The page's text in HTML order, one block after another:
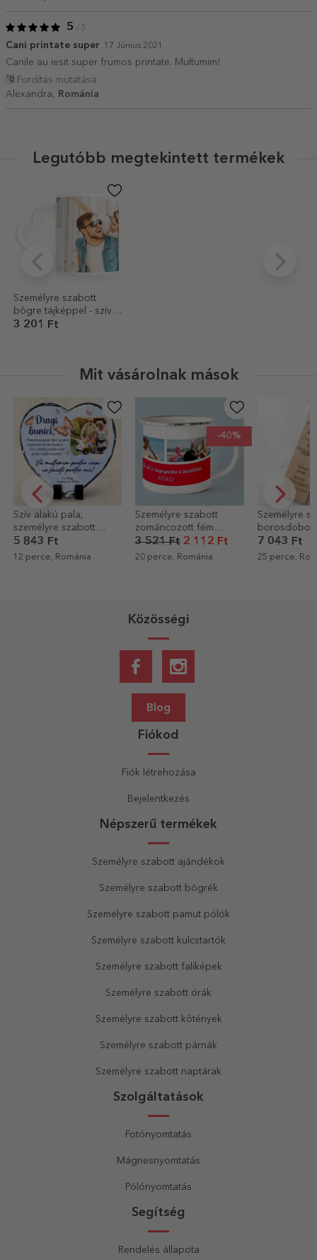
5 / 5
Cani printate super 17 Június 2021
Canile au iesit super frumos printate. Multumim!
Fordítás mutatása
Alexandra,
Románia
Legutóbb megtekintett termékek
Személyre szabott
bögre tájképpel - szív
alakú fülű modell
3 201 Ft
Mit vásárolnak mások
-40%
Személyre szabott
zománcozott fém
bögre 3 fotóval és
szöveggel
3 521 Ft
20 perce, Románia
Személyre szabott
borosdoboz - Boldog
születésnapot!
7 043 Ft
25 perce, Románia
Személyre
pezsgő
Arany
6 403 Ft
25 perce,
Közösségi
Blog
Fiókod
Fiók létrehozása
Bejelentkezés
Népszerű termékek
Személyre szabott ajándékok
Személyre szabott bögrék
Személyre szabott pamut pólók
Személyre szabott kulcstartók
Személyre szabott faliképek
Személyre szabott órák
Személyre szabott kötények
Személyre szabott párnák
Személyre szabott naptárak
Szolgáltatások
Fotónyomtatás
Mágnesnyomtatás
Pólónyomtatás
Segítség
Rendelés állapota